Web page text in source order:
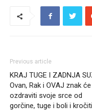
Previous article
KRAJ TUGE I ZADNJA
Ovan, Rak i OVAJ znak će
ozdraviti svoje srce od
gorčine, tuge i boli i